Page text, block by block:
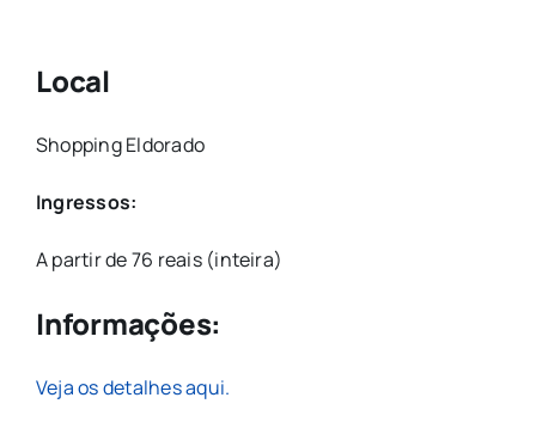
Local
Shopping Eldorado
Ingressos:
A partir de 76 reais (inteira)
Informações:
Veja os detalhes aqui.